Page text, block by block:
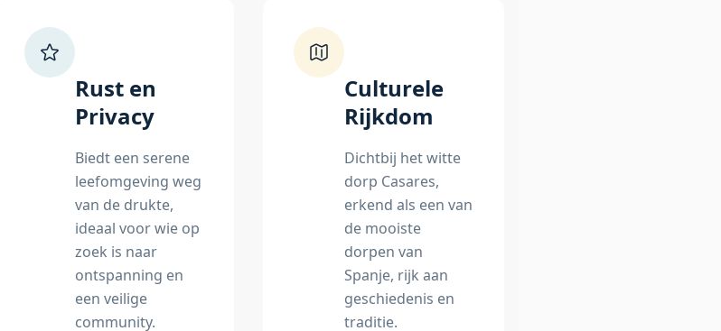
Rust en
Privacy
Biedt een serene
leefomgeving weg
van de drukte,
ideaal voor wie op
zoek is naar
ontspanning en
een veilige
community.
Culturele
Rijkdom
Dichtbij het witte
dorp Casares,
erkend als een van
de mooiste
dorpen van
Spanje, rijk aan
geschiedenis en
traditie.